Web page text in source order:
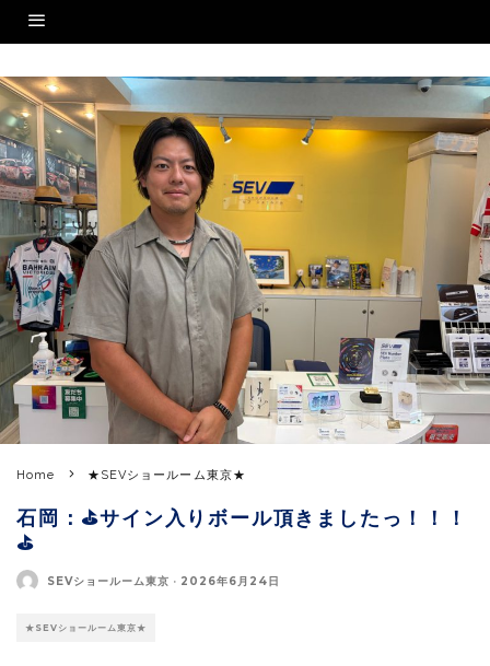
Home ★SEVショールーム東京★
石岡：⛳サイン入りボール頂きましたっ！！！
⛳
SEVショールーム東京 · 2026年6月24日
★SEVショールーム東京★